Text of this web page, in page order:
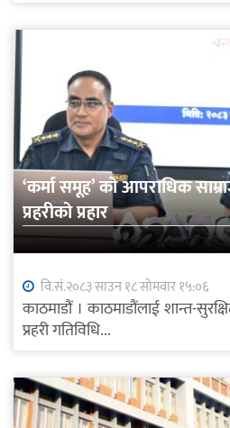
‘कर्मा समूह’ को आपराधिक
प्रहरीको प्रहार
वि.सं.२०८३ साउन १८ सोमवार १५:०६
काठमाडौं । काठमाडौंलाई शान्त-
प्रहरी गतिविधि...